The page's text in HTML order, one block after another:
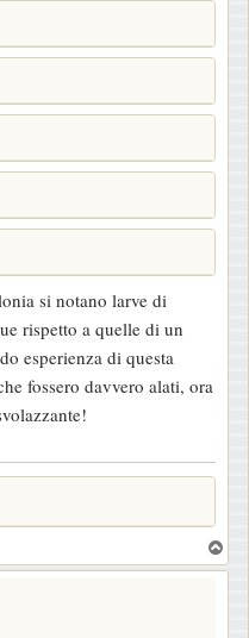
si notano larve di
rispetto a quelle di un
esperienza di questa
fossero davvero alati, ora
o